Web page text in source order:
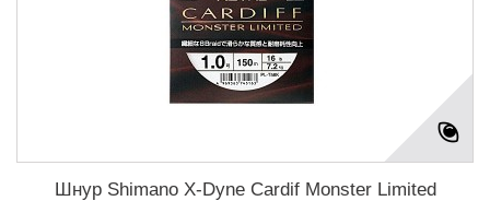
Шнур Shimano X-Dyne Cardif Monster Limited